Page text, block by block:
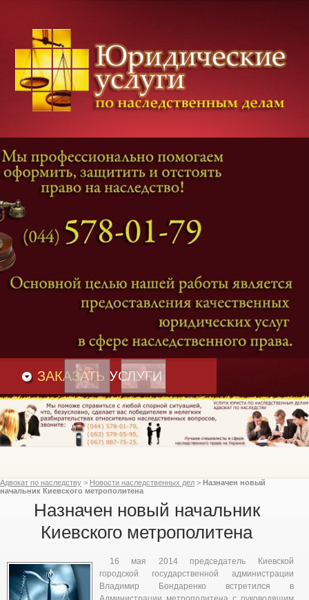
Категории дел
Наследование и Завещание
Оформление наследства
Оспаривание наследства
Адвокат наследственные дела
и Вакансии
ЗАКАЗАТЬ УСЛУГИ
Адвокат по наследству > Новости наследственных дел > Назначен новый
начальник Киевского метрополитена
Назначен новый начальник
Киевского метрополитена
16 мая 2014 председатель Киевской
городской государственной администрации
Владимир Бондаренко встретился в